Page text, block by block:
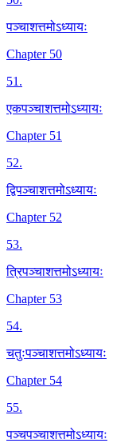
पञ्चाशत्तमोऽध्यायः
Chapter 50
51.
एकपञ्चाशत्तमोऽध्यायः
Chapter 51
52.
द्विपञ्चाशत्तमोऽध्यायः
Chapter 52
53.
त्रिपञ्चाशत्तमोऽध्यायः
Chapter 53
54.
चतुःपञ्चाशत्तमोऽध्यायः
Chapter 54
55.
पञ्चपञ्चाशत्तमोऽध्यायः